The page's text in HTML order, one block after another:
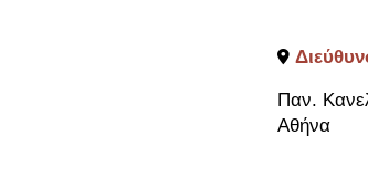
Παν.
Αθήνα